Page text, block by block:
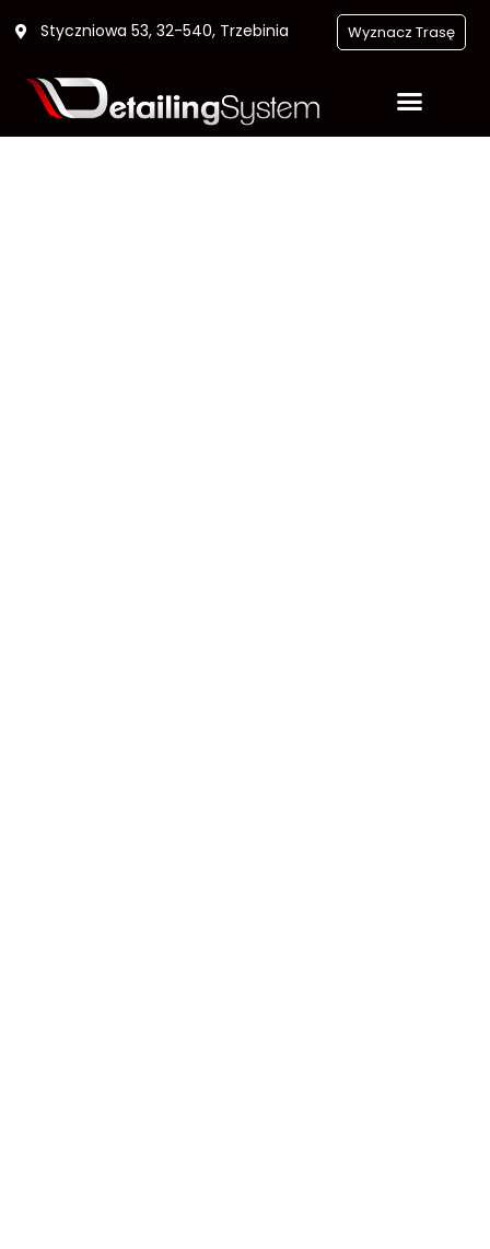
Styczniowa 53, 32-540, Trzebinia Wyznacz Trasę